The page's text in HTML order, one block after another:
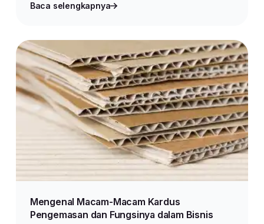
Baca selengkapnya
Mengenal Macam-Macam Kardus
Pengemasan dan Fungsinya dalam Bisnis